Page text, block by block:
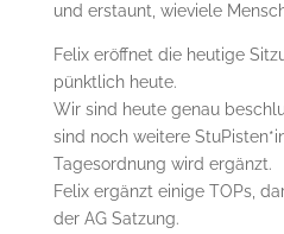
und erstaunt, wieviele
Felix eröffnet die heutige
pünktlich heute.
Wir sind heute genau
sind noch weitere
Tagesordnung wird ergänzt.
Felix ergänzt einige TOPs,
der AG Satzung.